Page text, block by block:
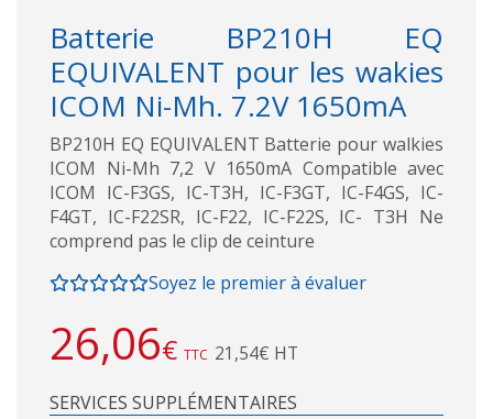
Batterie BP210H EQ
EQUIVALENT pour les wakies
ICOM Ni-Mh. 7.2V 1650mA
BP210H EQ EQUIVALENT Batterie pour walkies
ICOM Ni-Mh 7,2 V 1650mA Compatible avec
ICOM IC-F3GS, IC-T3H, IC-F3GT, IC-F4GS, IC-
F4GT, IC-F22SR, IC-F22, IC-F22S, IC- T3H Ne
comprend pas le clip de ceinture
Soyez le premier à évaluer
26,06€ TTC 21,54€ HT
SERVICES SUPPLÉMENTAIRES